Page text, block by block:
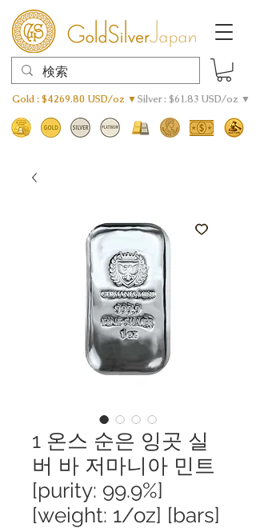
Gold : $4269.80 USD/oz ▼Silver : $61.83 USD/oz ▼
1 온스 순은 잉곳 실
버 바 저마니아 민트
[purity: 99.9%]
[weight: 1/oz] [bars]